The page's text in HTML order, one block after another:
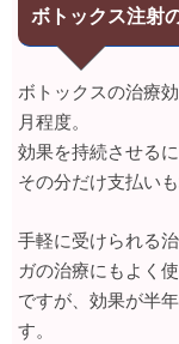
ボトックス注射
ボトックスの治療
月程度。
効果を持続させる
その分だけ支払い
手軽に受けられる
ガの治療にもよく
ですが、効果が半
す。